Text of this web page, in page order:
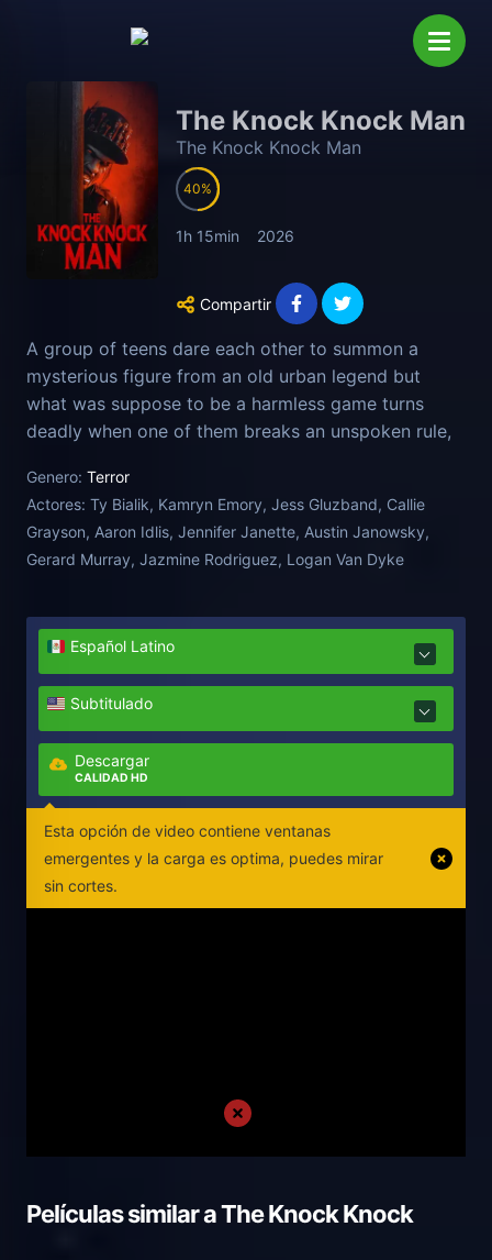
The Knock Knock Man
The Knock Knock Man
40
1h 15min 2026
Compartir
A group of teens dare each other to summon a
mysterious figure from an old urban legend but
what was suppose to be a harmless game turns
deadly when one of them breaks an unspoken rule,
Now hunted one by one, the friends must uncover
the dark origins of the legend and find a way to
banish the spirit before the knocking comes for
them next.—Joseph Mazzaferro
Genero: Terror
Actores: Ty Bialik, Kamryn Emory, Jess Gluzband, Callie
Grayson, Aaron Idlis, Jennifer Janette, Austin Janowsky,
Gerard Murray, Jazmine Rodriguez, Logan Van Dyke
Español Latino
Subtitulado
Descargar
CALIDAD HD
Esta opción de video contiene ventanas
emergentes y la carga es optima, puedes mirar
sin cortes.
Películas similar aThe Knock Knock